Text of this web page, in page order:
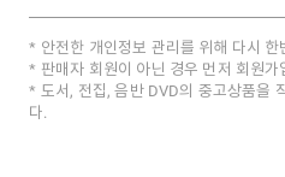
안전한 개인정보 관리를 위해 다시
판매자 회원이 아닌 경우 먼저 회원
도서, 전집, 음반 DVD의 중고상품을
다.